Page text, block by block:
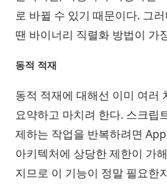
로 바뀔 수 있기 때문이다. 그
땐 바이너리 직렬화 방법이 가
동적 적재
동적 적재에 대해선 이미 여러
요약하고 마치려 한다. 스크립
제하는 작업을 반복하려면
아키텍처에 상당한 제한이 가
지므로 이 기능이 정말 필요한